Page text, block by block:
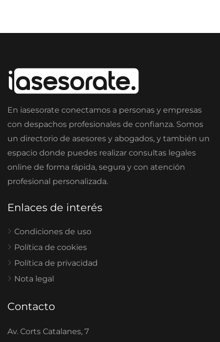
En iasesorate conectamos a personas y empresas
con despachos profesionales de confianza. Somos
un directorio de asesores y abogados, y también un
espacio donde puedes realizar consultas legales
online de forma rápida, segura y con atención
profesional personalizada.
Enlaces de interés
Condiciones de uso
Política de cookies
Política de privacidad
Nota legal
Contacto
Av. Corts Catalanes, 7